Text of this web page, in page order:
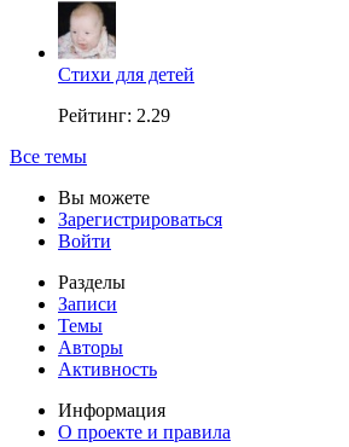
Стихи для детей
Рейтинг: 2.29
Все темы
Вы можете
Зарегистрироваться
Войти
Разделы
Записи
Темы
Авторы
Активность
Информация
О проекте и правила